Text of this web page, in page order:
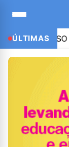
ÚLTIMAS
POR